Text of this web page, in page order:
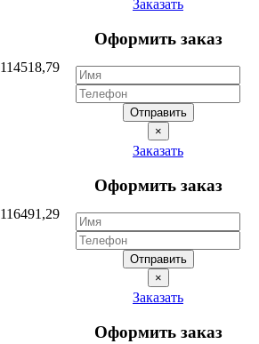
114518,79
Заказать
Оформить заказ
Отправить
×
116491,29
Заказать
Оформить заказ
Отправить
×
Заказать
Оформить заказ